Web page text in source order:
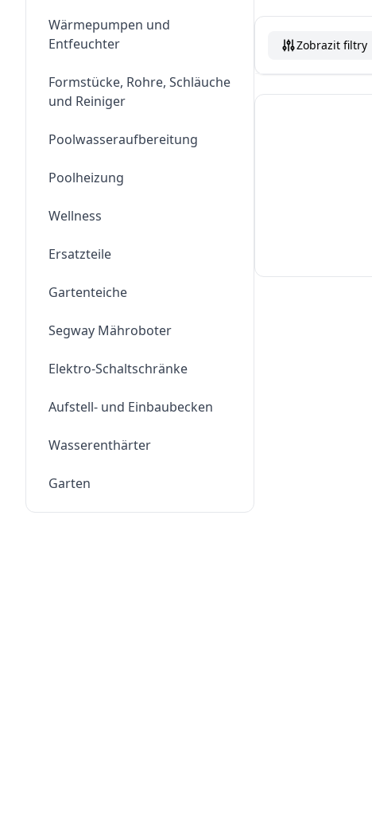
Wärmepumpen und
Entfeuchter
Formstücke, Rohre, Schläuche
und Reiniger
Poolwasseraufbereitung
Poolheizung
Wellness
Ersatzteile
Gartenteiche
Segway Mähroboter
Elektro-Schaltschränke
Aufstell- und Einbaubecken
Wasserenthärter
Garten
Zobrazit filtry